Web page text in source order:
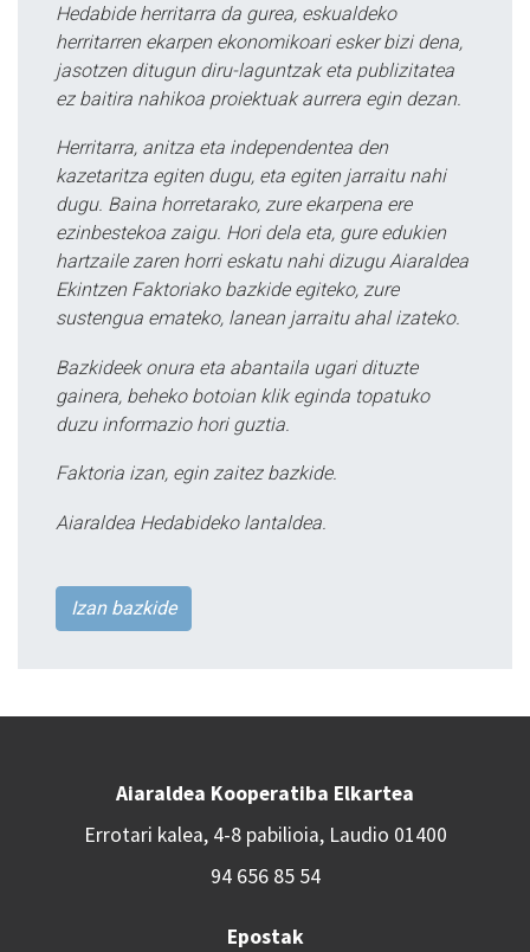
Hedabide herritarra da gurea, eskualdeko
herritarren ekarpen ekonomikoari esker bizi dena,
jasotzen ditugun diru-laguntzak eta publizitatea
ez baitira nahikoa proiektuak aurrera egin dezan.
Herritarra, anitza eta independentea den
kazetaritza egiten dugu, eta egiten jarraitu nahi
dugu. Baina horretarako, zure ekarpena ere
ezinbestekoa zaigu. Hori dela eta, gure edukien
hartzaile zaren horri eskatu nahi dizugu Aiaraldea
Ekintzen Faktoriako bazkide egiteko, zure
sustengua emateko, lanean jarraitu ahal izateko.
Bazkideek onura eta abantaila ugari dituzte
gainera, beheko botoian klik eginda topatuko
duzu informazio hori guztia.
Faktoria izan, egin zaitez bazkide.
Aiaraldea Hedabideko lantaldea.
Izan bazkide
Aiaraldea Kooperatiba Elkartea
Errotari kalea, 4-8 pabilioia, Laudio 01400
94 656 85 54
Epostak